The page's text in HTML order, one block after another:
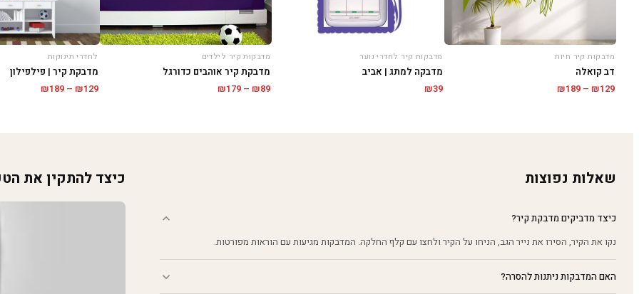
מדבקות קיר חיות
דב קואלה
₪129
–
₪189
מדבקות קיר לחדרי נוער
מדבקה למתג | אביב
₪39
מדבקות קיר לילדים
מדבקת קיר אוהבים כדורגל
₪89
–
₪179
טווח
לחדרי תינוקות
מדבקת קיר | פילפילון
₪129
–
₪189
שאלות נפוצות
כיצד מדביקים מדבקת קיר?
נקו את הקיר, הסירו את נייר הגב, הניחו על הקיר ולחצו עם קלף החלקה. המדבקות מגיעות עם הוראות מפורטות.
האם המדבקות ניתנות להסרה?
כיצד להתקין את